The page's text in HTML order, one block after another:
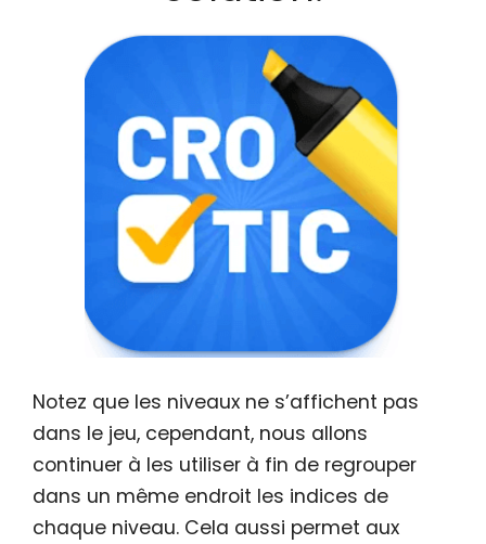
Notez que les niveaux ne s’affichent pas
dans le jeu, cependant, nous allons
continuer à les utiliser à fin de regrouper
dans un même endroit les indices de
chaque niveau. Cela aussi permet aux